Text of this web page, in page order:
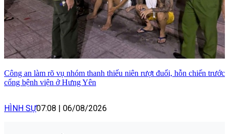
Công an làm rõ vụ nhóm thanh thiếu niên rượt đuổi, hỗn chiến trước
cổng bệnh viện ở Hưng Yên
HÌNH SỰ07:08 06/08/2026